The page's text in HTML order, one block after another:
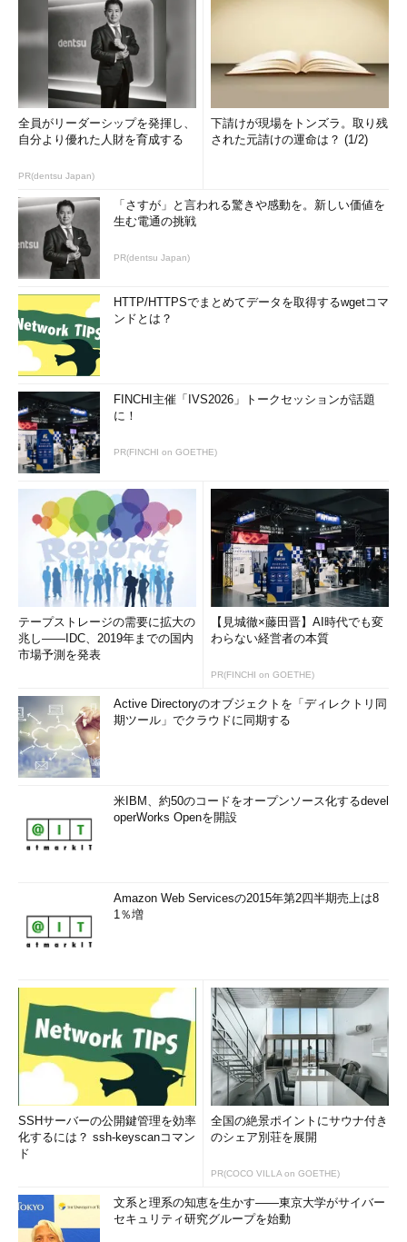
全員がリーダーシップを発揮し、
自分より優れた人財を育成する
PR(dentsu Japan)
下請けが現場をトンズラ。取り残
された元請けの運命は？ (1/2)
「さすが」と言われる驚きや感動を。新しい価値を
生む電通の挑戦
PR(dentsu Japan)
HTTP/HTTPSでまとめてデータを取得するwgetコマ
ンドとは？
FINCHI主催「IVS2026」トークセッションが話題
に！
PR(FINCHI on GOETHE)
テープストレージの需要に拡大の
兆し――IDC、2019年までの国内
市場予測を発表
【見城徹×藤田晋】AI時代でも変
わらない経営者の本質
PR(FINCHI on GOETHE)
Active Directoryのオブジェクトを「ディレクトリ同
期ツール」でクラウドに同期する
米IBM、約50のコードをオープンソース化するdevel
operWorks Openを開設
Amazon Web Servicesの2015年第2四半期売上は8
1％増
SSHサーバーの公開鍵管理を効率
化するには？ ssh-keyscanコマン
ド
全国の絶景ポイントにサウナ付き
のシェア別荘を展開
PR(COCO VILLA on GOETHE)
文系と理系の知恵を生かす――東京大学がサイバー
セキュリティ研究グループを始動